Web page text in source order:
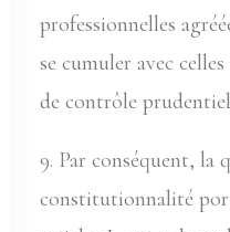
professionnelles
se cumuler avec
de contrôle
9. Par conséquent,
constitutionnalité